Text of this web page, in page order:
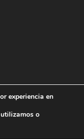
experiencia en
utilizamos o